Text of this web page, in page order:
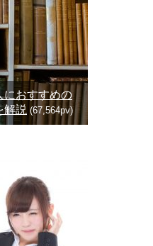
におすすめの
解説 (67,564pv)